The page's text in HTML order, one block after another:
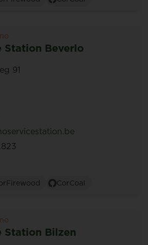
Station Beverlo
91
CorCoal
Station Bilzen